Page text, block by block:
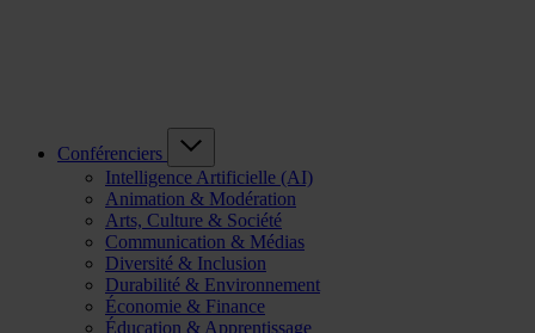
Conférenciers
Intelligence Artificielle (AI)
Animation & Modération
Arts, Culture & Société
Communication & Médias
Diversité & Inclusion
Durabilité & Environnement
Économie & Finance
Éducation & Apprentissage